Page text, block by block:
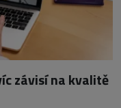
závisí na kvalitě